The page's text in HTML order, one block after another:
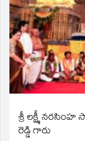
శ్రీ లక్ష్మీ
రెడ్డి గారు